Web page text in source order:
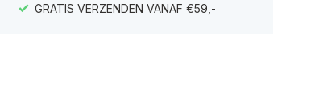
GRATIS VERZENDEN VANAF €59,-